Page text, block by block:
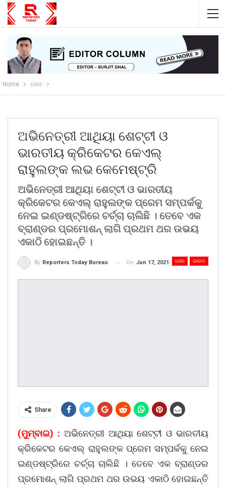
Home ଖେଳ
ଅଭିନେତ୍ରୀ ଆଥିୟା ଶେଟ୍ଟୀ ଓ
ଭାରତୀୟ କ୍ରିକେଟର କେଏଲ୍‌
ରାହୁଲଙ୍କ ଲଭ କେମେଷ୍ଟ୍ରି
ଅଭିନେତ୍ରୀ ଆଥିୟା ଶେଟ୍ଟୀ ଓ ଭାରତୀୟ
କ୍ରିକେଟର କେଏଲ୍‌ ରାହୁଲଙ୍କ ପ୍ରେମ ସମ୍ପର୍କକୁ
ନେଇ ଇଣ୍ଡଷ୍ଟ୍ରିରେ ଚର୍ଚ୍ଚା ଚାଲିଛି । ତେବେ ଏକ
ବ୍ରାଣ୍ଡର ପ୍ରମୋଶନ୍‌ ଲାଗି ପ୍ରଥମ ଥର ଉଭୟ
ଏକାଠି ହୋଇଛନ୍ତି ।
ଖେଳ ଭାରତ
By Reporters Today Bureau On Jun 17, 2021
Share
(ମୁମ୍ବାଇ) : ଅଭିନେତ୍ରୀ ଆଥିୟା ଶେଟ୍ଟୀ ଓ ଭାରତୀୟ
କ୍ରିକେଟର କେଏଲ୍‌ ରାହୁଲଙ୍କ ପ୍ରେମ ସମ୍ପର୍କକୁ ନେଇ
ଇଣ୍ଡଷ୍ଟ୍ରିରେ ଚର୍ଚ୍ଚା ଚାଲିଛି । ତେବେ ଏକ ବ୍ରାଣ୍ଡର
ପ୍ରମୋଶନ୍‌ ଲାଗି ପ୍ରଥମ ଥର ଉଭୟ ଏକାଠି ହୋଇଛନ୍ତି